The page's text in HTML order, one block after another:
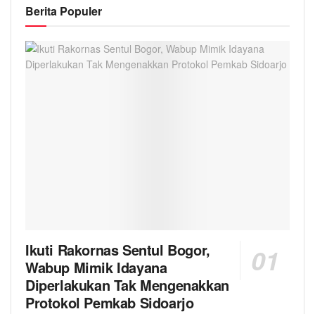
Berita Populer
Ikuti Rakornas Sentul Bogor,
Wabup Mimik Idayana
Diperlakukan Tak Mengenakkan
Protokol Pemkab Sidoarjo